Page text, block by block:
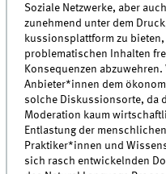
Soziale Netzwerke, aber
zunehmend unter dem
kussionsplattform zu
problematischen Inhalten
Konsequenzen
Anbieter*innen dem
solche Diskussionsorte, da
Moderation kaum
Entlastung der
Praktiker*innen und
sich rasch entwickelnden